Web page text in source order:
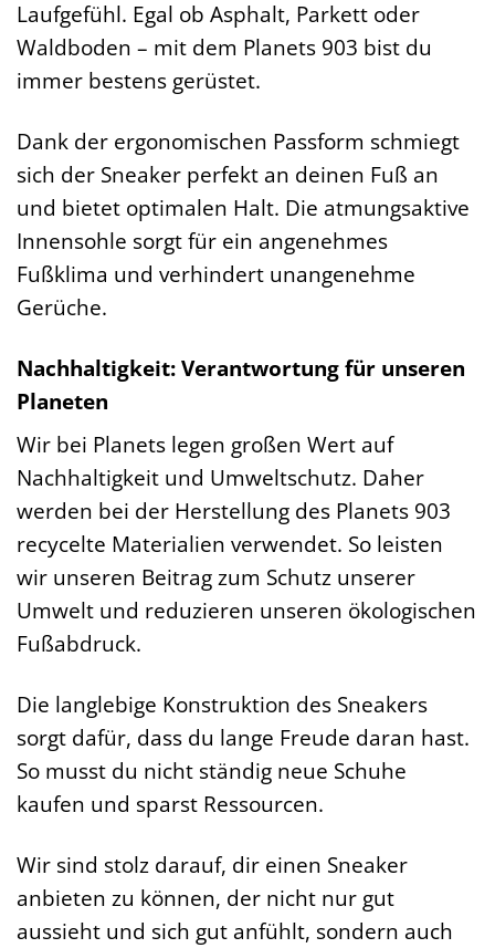
Laufgefühl. Egal ob Asphalt, Parkett oder
Waldboden – mit dem Planets 903 bist du
immer bestens gerüstet.
Dank der ergonomischen Passform schmiegt
sich der Sneaker perfekt an deinen Fuß an
und bietet optimalen Halt. Die atmungsaktive
Innensohle sorgt für ein angenehmes
Fußklima und verhindert unangenehme
Gerüche.
Nachhaltigkeit: Verantwortung für unseren
Planeten
Wir bei Planets legen großen Wert auf
Nachhaltigkeit und Umweltschutz. Daher
werden bei der Herstellung des Planets 903
recycelte Materialien verwendet. So leisten
wir unseren Beitrag zum Schutz unserer
Umwelt und reduzieren unseren ökologischen
Fußabdruck.
Die langlebige Konstruktion des Sneakers
sorgt dafür, dass du lange Freude daran hast.
So musst du nicht ständig neue Schuhe
kaufen und sparst Ressourcen.
Wir sind stolz darauf, dir einen Sneaker
anbieten zu können, der nicht nur gut
aussieht und sich gut anfühlt, sondern auch